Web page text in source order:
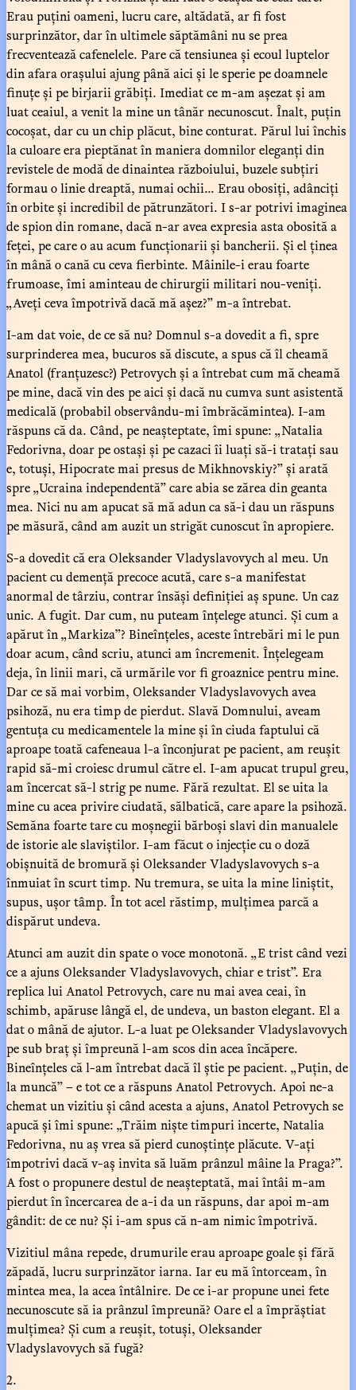
Erau puțini oameni, lucru care, altădată, ar fi fost
surprinzător, dar în ultimele săptămâni nu se prea
frecventează cafenelele. Pare că tensiunea și ecoul luptelor
din afara orașului ajung până aici și le sperie pe doamnele
finuțe și pe birjarii grăbiți. Imediat ce m-am așezat și am
luat ceaiul, a venit la mine un tânăr necunoscut. Înalt, puțin
cocoșat, dar cu un chip plăcut, bine conturat. Părul lui închis
la culoare era pieptănat în maniera domnilor eleganți din
revistele de modă de dinaintea războiului, buzele subțiri
formau o linie dreaptă, numai ochii... Erau obosiți, adânciți
în orbite și incredibil de pătrunzători. I s-ar potrivi imaginea
de spion din romane, dacă n-ar avea expresia asta obosită a
feței, pe care o au acum funcționarii și bancherii. Și el ținea
în mână o cană cu ceva fierbinte. Mâinile-i erau foarte
frumoase, îmi aminteau de chirurgii militari nou-veniți.
„Aveți ceva împotrivă dacă mă așez?” m-a întrebat.
I-am dat voie, de ce să nu? Domnul s-a dovedit a fi, spre
surprinderea mea, bucuros să discute, a spus că îl cheamă
Anatol (franțuzesc?) Petrovych și a întrebat cum mă cheamă
pe mine, dacă vin des pe aici și dacă nu cumva sunt asistentă
medicală (probabil observându-mi îmbrăcămintea). I-am
răspuns că da. Când, pe neașteptate, îmi spune: „Natalia
Fedorivna, doar pe ostași și pe cazaci îi luați să-i tratați sau
e, totuși, Hipocrate mai presus de Mikhnovskiy?” și arată
spre „Ucraina independentă” care abia se zărea din geanta
mea. Nici nu am apucat să mă adun ca să-i dau un răspuns
pe măsură, când am auzit un strigăt cunoscut în apropiere.
S-a dovedit că era Oleksander Vladyslavovych al meu. Un
pacient cu demență precoce acută, care s-a manifestat
anormal de târziu, contrar însăși definiției aș spune. Un caz
unic. A fugit. Dar cum, nu puteam înțelege atunci. Și cum a
apărut în „Markiza”? Bineînțeles, aceste întrebări mi le pun
doar acum, când scriu, atunci am încremenit. Înțelegeam
deja, în linii mari, că urmările vor fi groaznice pentru mine.
Dar ce să mai vorbim, Oleksander Vladyslavovych avea
psihoză, nu era timp de pierdut. Slavă Domnului, aveam
gentuța cu medicamentele la mine și în ciuda faptului că
aproape toată cafeneaua l-a înconjurat pe pacient, am reușit
rapid să-mi croiesc drumul către el. I-am apucat trupul greu,
am încercat să-l strig pe nume. Fără rezultat. El se uita la
mine cu acea privire ciudată, sălbatică, care apare la psihoză.
Semăna foarte tare cu moșnegii bărboși slavi din manualele
de istorie ale slaviștilor. I-am făcut o injecție cu o doză
obișnuită de bromură și Oleksander Vladyslavovych s-a
înmuiat în scurt timp. Nu tremura, se uita la mine liniștit,
supus, ușor tâmp. În tot acel răstimp, mulțimea parcă a
dispărut undeva.
Atunci am auzit din spate o voce monotonă. „E trist când vezi
ce a ajuns Oleksander Vladyslavovych, chiar e trist”. Era
replica lui Anatol Petrovych, care nu mai avea ceai, în
schimb, apăruse lângă el, de undeva, un baston elegant. El a
dat o mână de ajutor. L-a luat pe Oleksander Vladyslavovych
pe sub braț și împreună l-am scos din acea încăpere.
Bineînțeles că l-am întrebat dacă îl știe pe pacient. „Puțin, de
la muncă” – e tot ce a răspuns Anatol Petrovych. Apoi ne-a
chemat un vizitiu și când acesta a ajuns, Anatol Petrovych se
apucă și îmi spune: „Trăim niște timpuri incerte, Natalia
Fedorivna, nu aș vrea să pierd cunoștințe plăcute. V-ați
împotrivi dacă v-aș invita să luăm prânzul mâine la Praga?”.
A fost o propunere destul de neașteptată, mai întâi m-am
pierdut în încercarea de a-i da un răspuns, dar apoi m-am
gândit: de ce nu? Și i-am spus că n-am nimic împotrivă.
Vizitiul mâna repede, drumurile erau aproape goale și fără
zăpadă, lucru surprinzător iarna. Iar eu mă întorceam, în
mintea mea, la acea întâlnire. De ce i-ar propune unei fete
necunoscute să ia prânzul împreună? Oare el a împrăștiat
mulțimea? Și cum a reușit, totuși, Oleksander
Vladyslavovych să fugă?
2.